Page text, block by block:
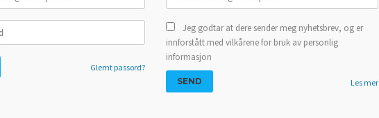
Glemt passord?
Jeg godtar at dere sender meg nyhetsbrev, og er
innforstått med vilkårene for bruk av personlig
informasjon
Les mer